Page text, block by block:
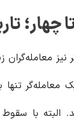
چهار؛
معامله‌گران